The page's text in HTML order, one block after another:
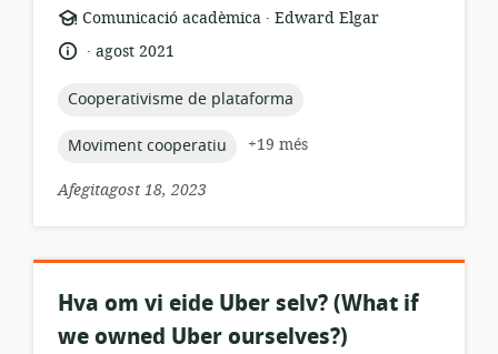
format
recursos:
Comunicació acadèmica .
publicador:
Edward Elgar
idioma:
.
data
publicació:
agost 2021
topic:
Cooperativisme de plataforma
topic:
Moviment cooperatiu
+19 més
Afegitagost 18, 2023
Hva om vi eide Uber selv? (What if
we owned Uber ourselves?)